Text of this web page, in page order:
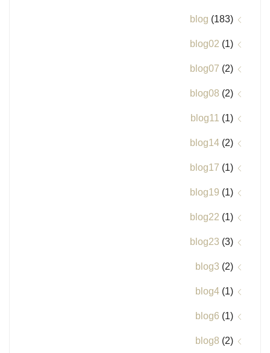
blog (183)
blog02 (1)
blog07 (2)
blog08 (2)
blog11 (1)
blog14 (2)
blog17 (1)
blog19 (1)
blog22 (1)
blog23 (3)
blog3 (2)
blog4 (1)
blog6 (1)
blog8 (2)